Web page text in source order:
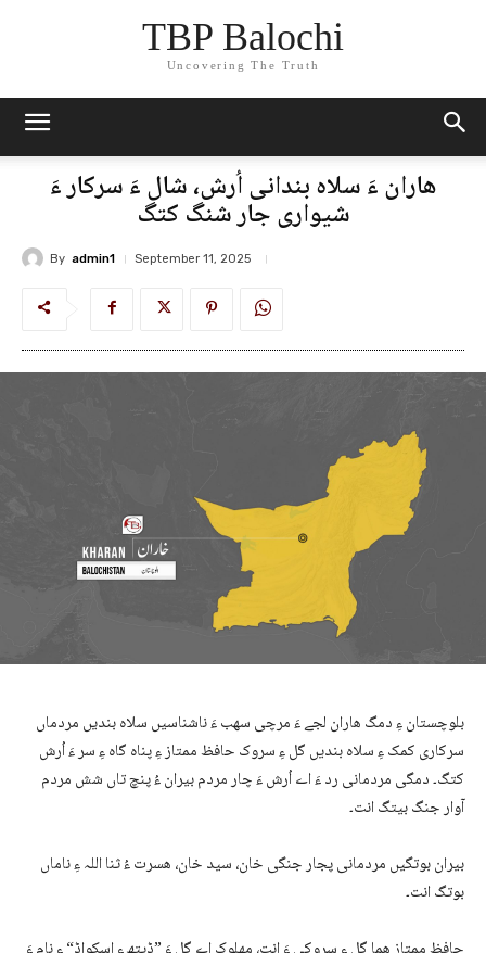
TBP Balochi
Uncovering The Truth
ھاران ءَ سلاہ بندانی اُرش، شال ءَ سرکار ءَ
شیواری جار شنگ کتگ
By admin1 September 11, 2025
بلوچستان ءِ دمگ ھاران لجے ءَ مرچی سھب ءَ ناشناسیں سلاہ بندیں مردماں
سرکاری کمک ءِ سلاہ بندیں گل ءِ سروک حافظ ممتاز ءِ پناہ گاہ ءِ سر ءَ اُرش
کتگ۔ دمگی مردمانی رد ءَ اے اُرش ءَ چار مردم بیران ءُ پنچ تاں شش مردم
آوار جنگ بیتگ انت۔
بیران بوتگیں مردمانی پجار جنگی خان، سید خان، ھسرت ءُ ثنا اللہ ءِ ناماں
بوتگ انت۔